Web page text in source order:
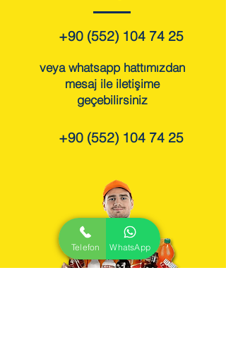
+90 (552) 104 74 25
veya whatsapp hattımızdan
mesaj ile iletişime
geçebilirsiniz
+90 (552) 104 74 25
Telefon WhatsApp